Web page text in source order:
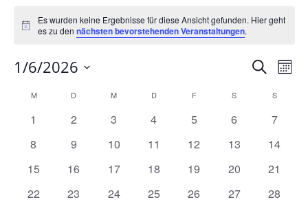
Hinweis
Es wurden keine Ergebnisse für diese Ansicht gefunden. Hier geht
es zu dennächsten bevorstehenden Veranstaltungen.
Suche
und
Suche
1/6/2026
Kalender
von
Veranstaltungen
M D M D F S S
0
1
0
2
0
3
0
4
0
5
0
6
0
7
0
8
0
9
0
10
0
11
0
12
0
13
0
14
0
15
0
16
0
17
0
18
0
19
0
20
0
21
0
22
0
23
0
24
0
25
0
26
0
27
0
28